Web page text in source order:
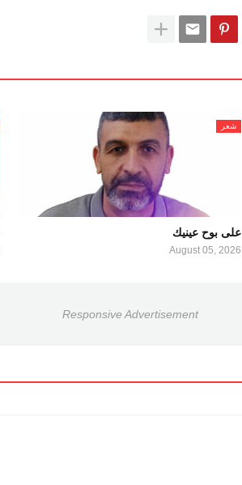
شعر
على بوح عينيك
August 05, 2026
Responsive Advertisement